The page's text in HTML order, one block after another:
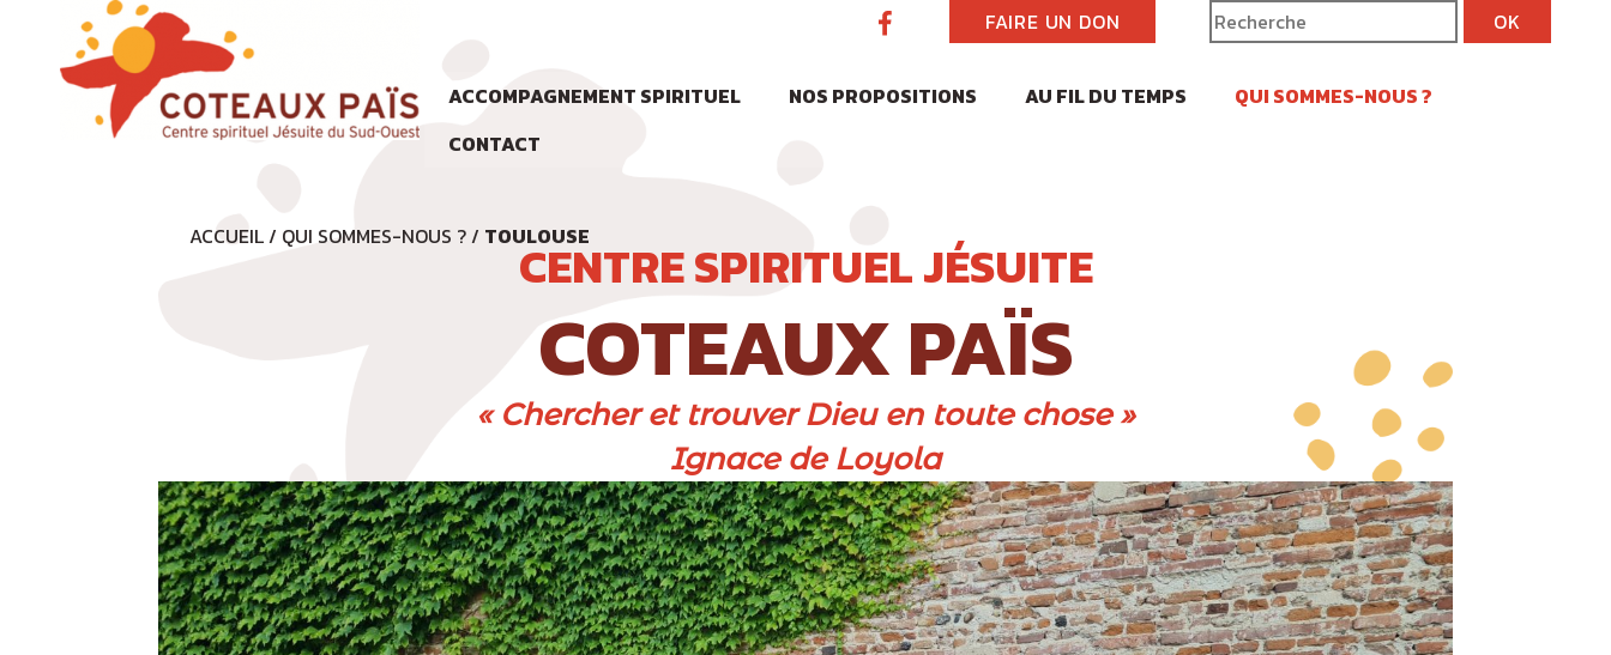
FAIRE UN DON
ACCOMPAGNEMENT SPIRITUEL NOS PROPOSITIONS AU FIL DU TEMPS
QUI SOMMES-NOUS ?
CONTACT
ACCUEIL/ QUI SOMMES-NOUS ?/ TOULOUSE
CENTRE SPIRITUEL JÉSUITE
COTEAUX PAÏS
« Chercher et trouver Dieu en toute chose »
Ignace de Loyola